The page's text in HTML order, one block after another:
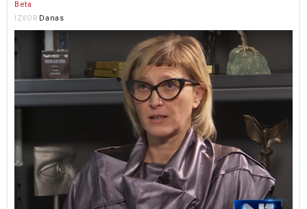
Beta
IZVOR Danas